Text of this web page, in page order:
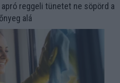
reggeli tünetet ne söpörd a
alá